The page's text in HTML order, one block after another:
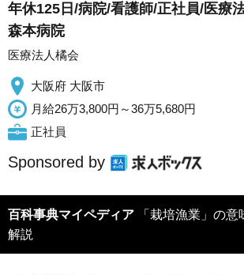
年休125日/病院/看護師/正社員/医療
森本病院
医療法人橘会
大阪府 大阪市
月給26万3,800円～36万5,680円
正社員
Sponsored by
百科事典マイペディア
解説